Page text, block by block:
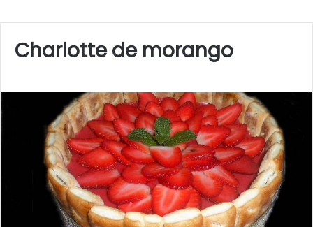
Charlotte de morango